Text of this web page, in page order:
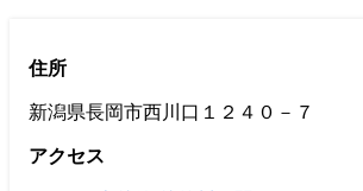
住所
新潟県長岡市西川口１２４０－７
アクセス